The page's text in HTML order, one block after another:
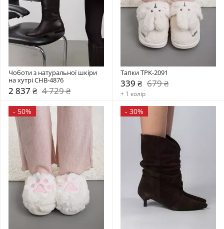
Чоботи з натуральної шкіри
на хутрі CHB-4876
2 837 ₴ 4 729 ₴
Тапки TPK-2091
339 ₴ 679 ₴
+ 1 колір
- 50% - 30%